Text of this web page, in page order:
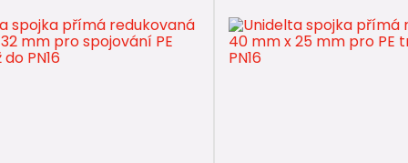
Unidelta: